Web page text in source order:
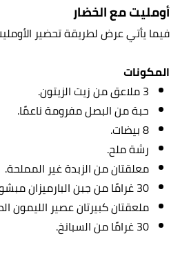
أومليت مع الخضار
فيما يأتي عرض لطريقة تحضير
المكونات
3 ملاعق من زيت الزيتون.
حبة من البصل مفرومة ناعمًا.
8 بيضات.
رشة ملح.
معلقتان من الزبدة غير المملحة.
30 غرامًا من جبن البارميزان مبشورة ناعمًا.
ملعقتان كبيرتان عصير الليمون
30 غرامًا من السبانخ.